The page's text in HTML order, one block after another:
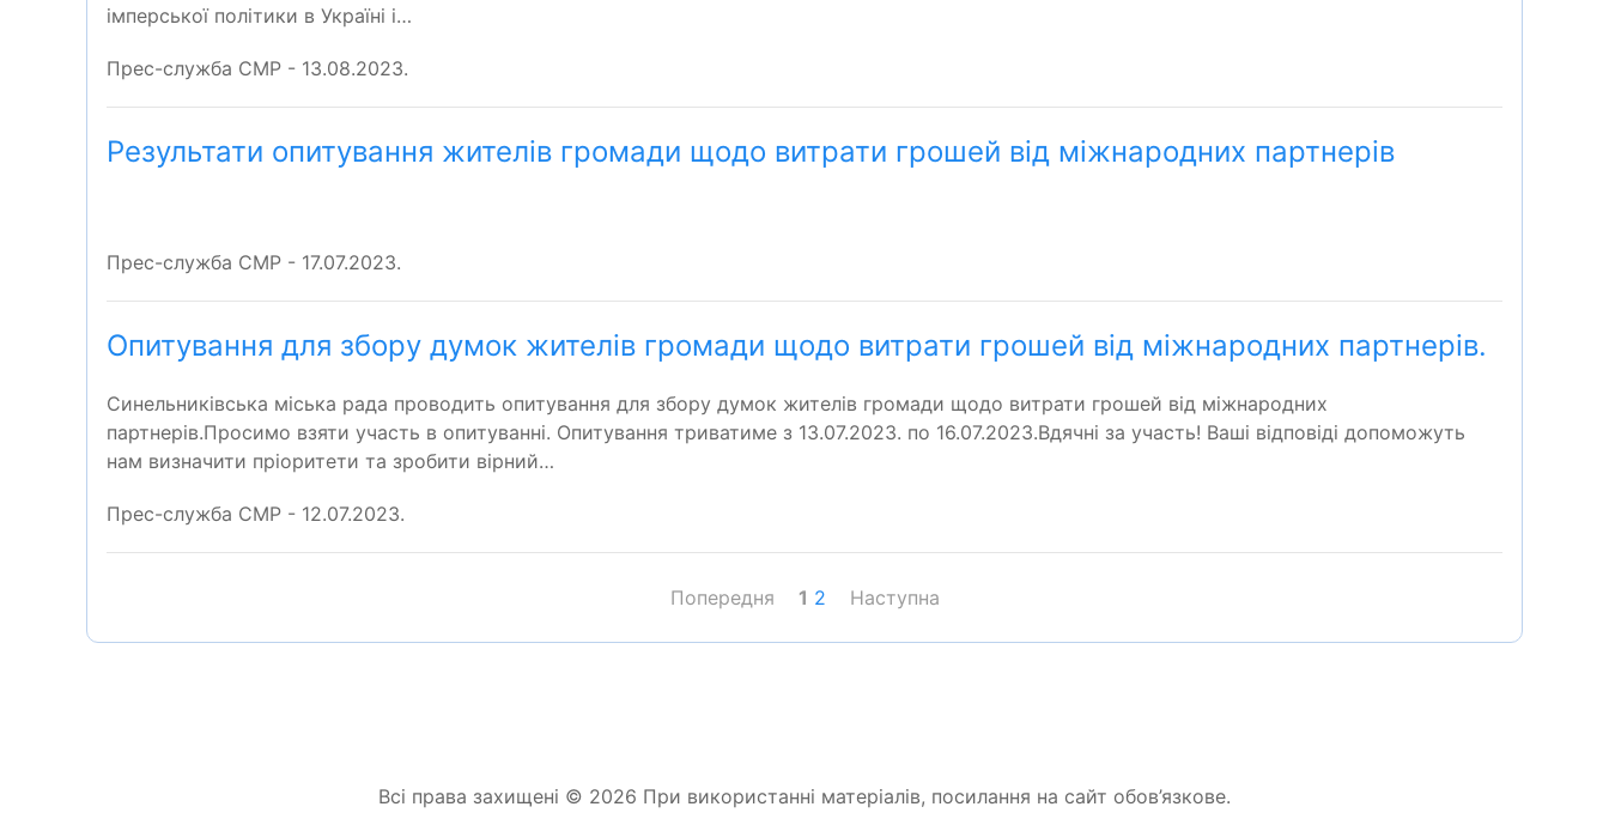
імперської політики в Україні і…
Прес-служба СМР - 13.08.2023.
Результати опитування жителів громади щодо витрати грошей від міжнародних партнерів
Прес-служба СМР - 17.07.2023.
Опитування для збору думок жителів громади щодо витрати грошей від міжнародних партнерів.
Синельниківська міська рада проводить опитування для збору думок жителів громади щодо витрати грошей від міжнародних
партнерів.Просимо взяти участь в опитуванні. Опитування триватиме з 13.07.2023. по 16.07.2023.Вдячні за участь! Ваші відповіді допоможуть
нам визначити пріоритети та зробити вірний…
Прес-служба СМР - 12.07.2023.
Попередня Наступна
1 2
Всі права захищені © 2026 При використанні матеріалів, посилання на сайт обов’язкове.